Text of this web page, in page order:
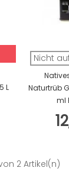
L
Nicht
Naturtrüb
ml
2 Artikel(n)